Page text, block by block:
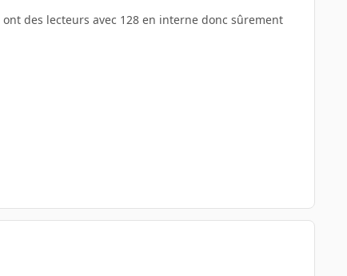
des lecteurs avec 128 en interne donc sûrement